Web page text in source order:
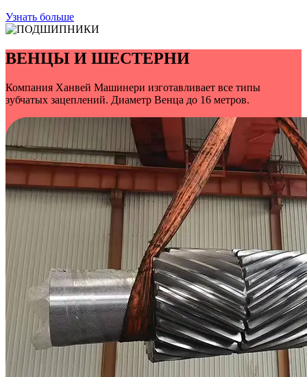
Узнать больше
ВЕНЦЫ И ШЕСТЕРНИ
Компания Ханвей Машинери изготавливает все типы
зубчатых зацеплений. Диаметр Венца до 16 метров.